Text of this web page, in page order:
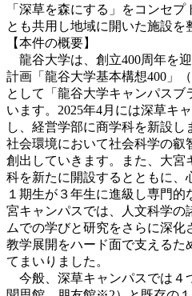
「深草を森にする」をコンセ
とも共用し地域に開いた施設を
【本件の概要】
龍谷大学は、創立400周年を
計画「龍谷大学基本構想400」
として「龍谷大学キャンパス
います。2025年4月には深草キ
し、経営学部に商学科を新設し
社会環境において社会科学の叡
創出していきます。また、大宮
科を新たに開設するとともに、
１期生が３年生に進級し専門
宮キャンパスでは、人文科学の
ムでの学びと研究をさらに深
教学展開をハード面で支えるた
てまいりました。
今般、深草キャンパスでは４